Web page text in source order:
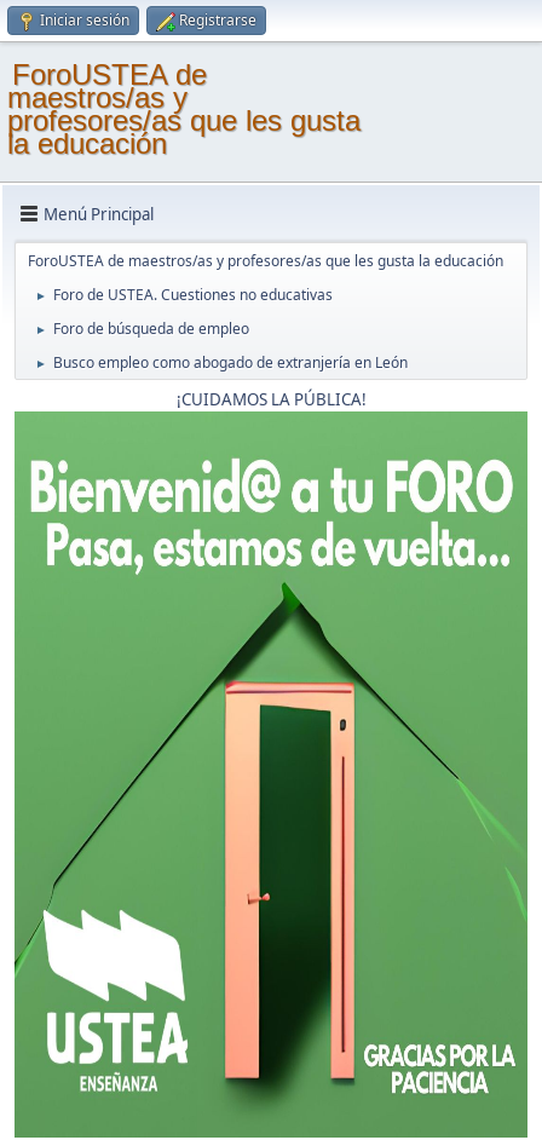
Iniciar sesión Registrarse
ForoUSTEA de
maestros/as y
profesores/as que les gusta
la educación
Menú Principal
ForoUSTEA de maestros/as y profesores/as que les gusta la educación
► Foro de USTEA. Cuestiones no educativas
► Foro de búsqueda de empleo
► Busco empleo como abogado de extranjería en León
¡CUIDAMOS LA PÚBLICA!